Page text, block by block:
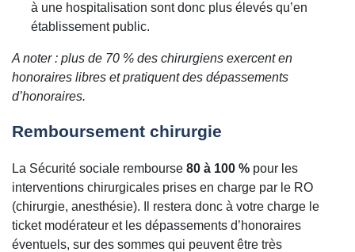
à une hospitalisation sont donc plus élevés qu’en
établissement public.
A noter : plus de 70 % des chirurgiens exercent en
honoraires libres et pratiquent des dépassements
d’honoraires.
Remboursement chirurgie
La Sécurité sociale rembourse 80 à 100 % pour les
interventions chirurgicales prises en charge par le RO
(chirurgie, anesthésie). Il restera donc à votre charge le
ticket modérateur et les dépassements d’honoraires
éventuels, sur des sommes qui peuvent être très